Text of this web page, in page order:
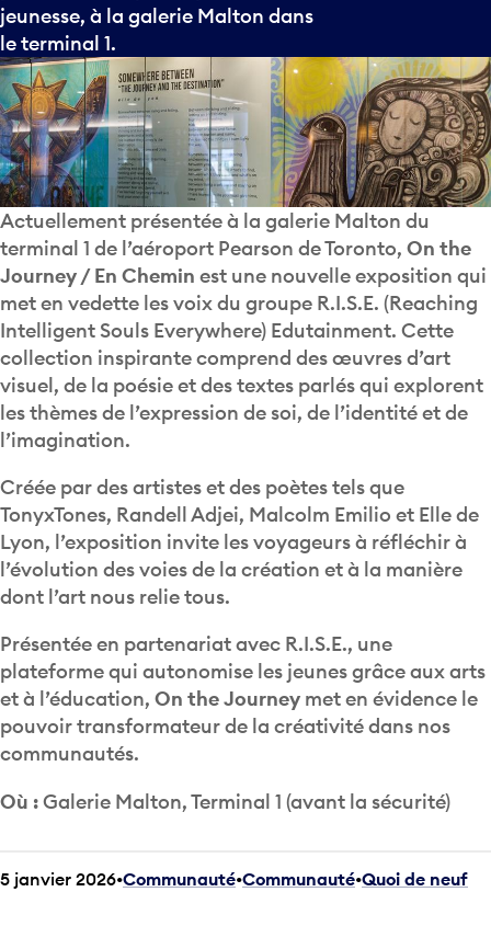
jeunesse, à la galerie Malton dans
le terminal 1.
Actuellement présentée à la galerie Malton du
terminal 1 de l’aéroport Pearson de Toronto, On the
Journey / En Chemin est une nouvelle exposition qui
met en vedette les voix du groupe R.I.S.E. (Reaching
Intelligent Souls Everywhere) Edutainment. Cette
collection inspirante comprend des œuvres d’art
visuel, de la poésie et des textes parlés qui explorent
les thèmes de l’expression de soi, de l’identité et de
l’imagination.
Créée par des artistes et des poètes tels que
TonyxTones, Randell Adjei, Malcolm Emilio et Elle de
Lyon, l’exposition invite les voyageurs à réfléchir à
l’évolution des voies de la création et à la manière
dont l’art nous relie tous.
Présentée en partenariat avec R.I.S.E., une
plateforme qui autonomise les jeunes grâce aux arts
et à l’éducation, On the Journey met en évidence le
pouvoir transformateur de la créativité dans nos
communautés.
Où :Galerie Malton, Terminal 1 (avant la sécurité)
5 janvier 2026 Communauté•Communauté•Quoi de neuf